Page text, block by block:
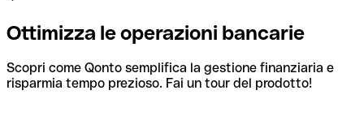
Ottimizza le operazioni bancarie
Scopri come Qonto semplifica la gestione finanziaria e
risparmia tempo prezioso. Fai un tour del prodotto!